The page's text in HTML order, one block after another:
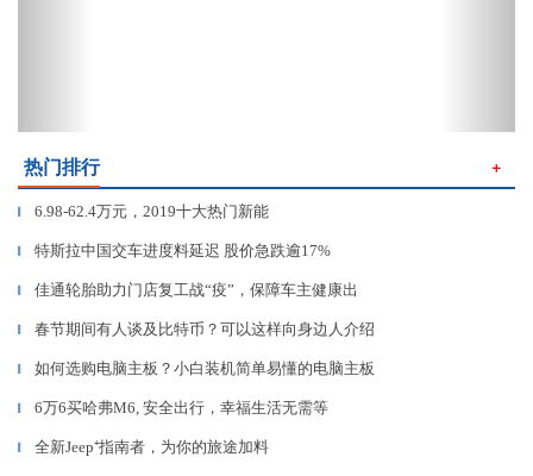
热门排行 ＋
▎ 6.98-62.4万元，2019十大热门新能
▎ 特斯拉中国交车进度料延迟 股价急跌逾17%
▎ 佳通轮胎助力门店复工战“疫”，保障车主健康出
▎ 春节期间有人谈及比特币？可以这样向身边人介绍
▎ 如何选购电脑主板？小白装机简单易懂的电脑主板
▎ 6万6买哈弗M6, 安全出行，幸福生活无需等
▎ 全新Jeep⁺指南者，为你的旅途加料